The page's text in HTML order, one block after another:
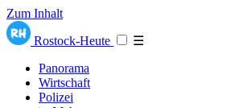
Zum Inhalt
Rostock-Heute
☰
Panorama
Wirtschaft
Polizei